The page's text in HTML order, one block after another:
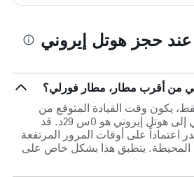
عند حجز هوتل إيروني
من أقرب مطار، مطار فورلي؟
38.6 كم فقط، يكون وقت القيادة المتوقع من
أقرب مطار مطار فورلي إلى هوتل إيروني هو 0س 29د. قد
اعتماداً على أوقات المرور المرتفعة
المحيطة. ينطبق هذا بشكل خاص على